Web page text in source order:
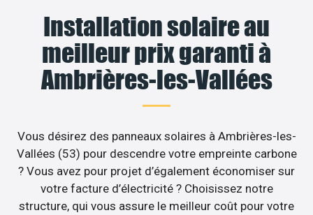
Installation solaire au
meilleur prix garanti à
Ambrières-les-Vallées
Vous désirez des panneaux solaires à Ambrières-les-
Vallées (53) pour descendre votre empreinte carbone
? Vous avez pour projet d’également économiser sur
votre facture d’électricité ? Choisissez notre
structure, qui vous assure le meilleur coût pour votre